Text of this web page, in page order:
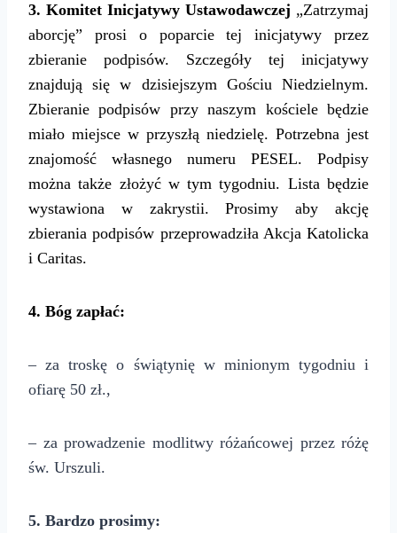
3. Komitet Inicjatywy Ustawodawczej „Zatrzymaj
aborcję” prosi o poparcie tej inicjatywy przez
zbieranie podpisów. Szczegóły tej inicjatywy
znajdują się w dzisiejszym Gościu Niedzielnym.
Zbieranie podpisów przy naszym kościele będzie
miało miejsce w przyszłą niedzielę. Potrzebna jest
znajomość własnego numeru PESEL. Podpisy
można także złożyć w tym tygodniu. Lista będzie
wystawiona w zakrystii. Prosimy aby akcję
zbierania podpisów przeprowadziła Akcja Katolicka
i Caritas.
4. Bóg zapłać:
– za troskę o świątynię w minionym tygodniu i
ofiarę 50 zł.,
– za prowadzenie modlitwy różańcowej przez różę
św. Urszuli.
5. Bardzo prosimy: